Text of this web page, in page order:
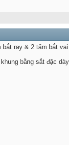
ray & 2 tấm bắt vai
bằng sắt đặc